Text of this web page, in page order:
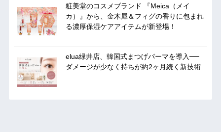
粧美堂のコスメブランド 『Meica（メイ
カ）』から、金木犀＆フィグの香りに包まれ
る濃厚保湿ケアアイテムが新登場！
elua緑井店、韓国式まつげパーマを導入──
ダメージが少なく持ちが約2ヶ月続く新技術